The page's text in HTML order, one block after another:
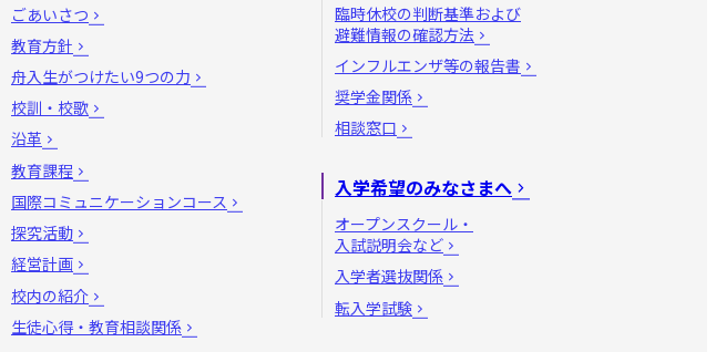
ごあいさつ
教育方針
舟入生がつけたい9つの力
校訓・校歌
沿革
教育課程
国際コミュニケーションコース
探究活動
経営計画
校内の紹介
生徒心得・教育相談関係
臨時休校の判断基準および
避難情報の確認方法
インフルエンザ等の報告書
奨学金関係
相談窓口
入学希望のみなさまへ
オープンスクール・
入試説明会など
入学者選抜関係
転入学試験